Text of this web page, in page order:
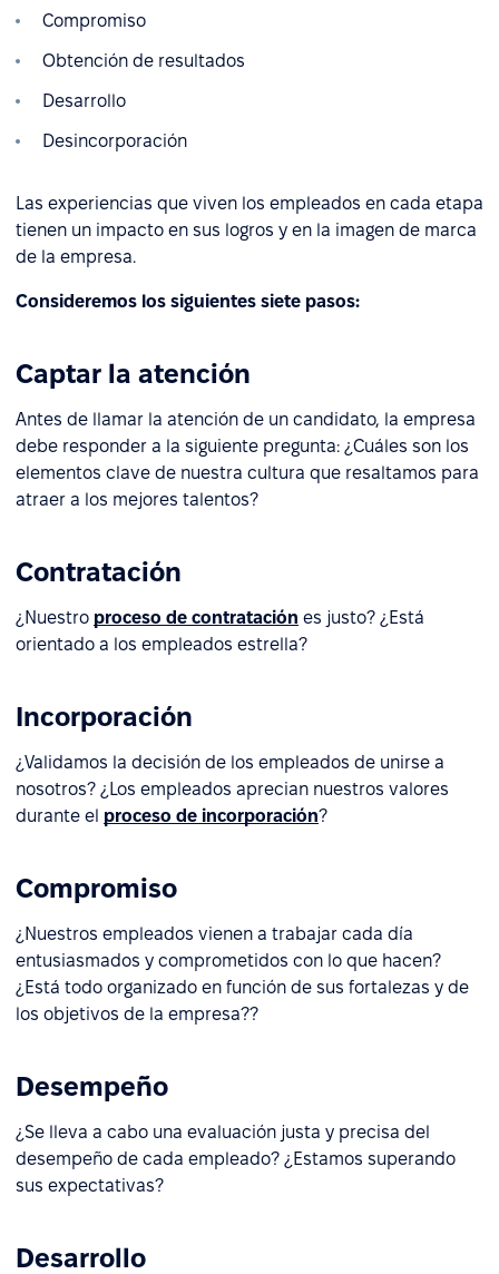
Compromiso
Obtención de resultados
Desarrollo
Desincorporación
Las experiencias que viven los empleados en cada etapa
tienen un impacto en sus logros y en la imagen de marca
de la empresa.
Consideremos los siguientes siete pasos:
Captar la atención
Antes de llamar la atención de un candidato, la empresa
debe responder a la siguiente pregunta: ¿Cuáles son los
elementos clave de nuestra cultura que resaltamos para
atraer a los mejores talentos?
Contratación
¿Nuestro proceso de contratación es justo? ¿Está
orientado a los empleados estrella?
Incorporación
¿Validamos la decisión de los empleados de unirse a
nosotros? ¿Los empleados aprecian nuestros valores
durante el proceso de incorporación?
Compromiso
¿Nuestros empleados vienen a trabajar cada día
entusiasmados y comprometidos con lo que hacen?
¿Está todo organizado en función de sus fortalezas y de
los objetivos de la empresa??
Desempeño
¿Se lleva a cabo una evaluación justa y precisa del
desempeño de cada empleado? ¿Estamos superando
sus expectativas?
Desarrollo